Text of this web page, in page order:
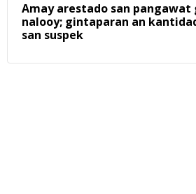
Amay arestado san pangawat
nalooy; gintaparan an
san suspek